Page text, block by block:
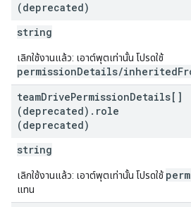
(deprecated)
string
เลิกใช้งานแล้ว: เอาต์พุตเท่านั้น โปรดใช้
permissionDetails/
teamDrivePermissionDetails[]
(deprecated) . role
(deprecated)
string
เลิกใช้งานแล้ว: เอาต์พุตเท่านั้น โปรดใช้
แทน